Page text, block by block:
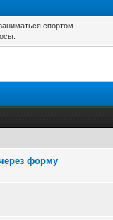
спортом.
через форму